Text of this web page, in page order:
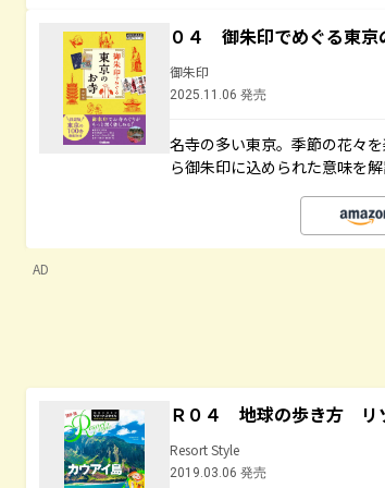
０４ 御朱印でめぐる東
御朱印
2025.11.06 発売
名寺の多い東京。季節の花々
ら御朱印に込められた意味を解
AD
Ｒ０４ 地球の歩き方 リ
Resort Style
2019.03.06 発売